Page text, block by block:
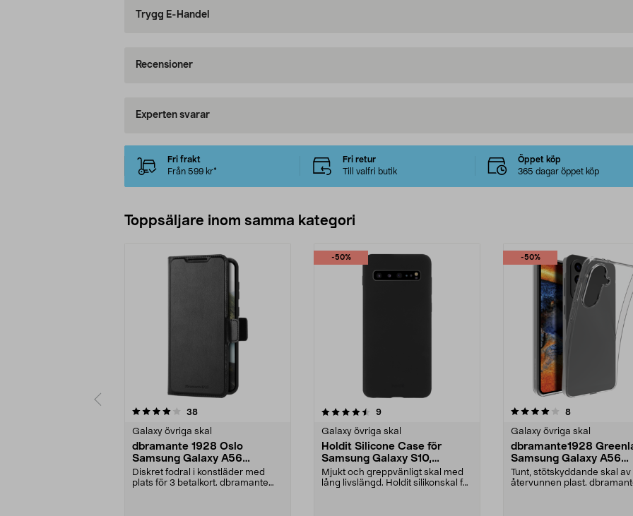
Trygg E-Handel
Recensioner
Experten svarar
Fri frakt
Från 599 kr*
Fri retur
Till valfri butik
Öppet köp
365 dagar öppet köp
Toppsäljare inom samma kategori
38recensioner
Galaxy övriga skal
dbramante 1928 Oslo
Samsung Galaxy A56
plånboksfodral
Diskret fodral i konstläder med
plats för 3 betalkort. dbramante
-50%
4.5 av 5 stjärnor 9recensioner
Galaxy övriga skal
Holdit Silicone Case för
Samsung Galaxy S10,
mobilskal
Mjukt och greppvänligt skal med
lång livslängd. Holdit silikonskal för
-50%
4.0 av 5 stjärnor 8recensioner
Galaxy övriga skal
dbramante1928
Samsung Galaxy A56
mobilskal
Tunt, stötskyddande skal av
återvunnen plast.
3.5 av 5 stjärnor